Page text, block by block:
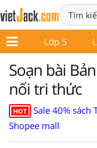
4 Lớp 5
Soạn bài
nối tri thức
HOT
Sale 40% sách
Shopee mall